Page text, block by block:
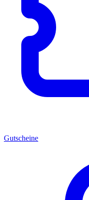
Gutscheine